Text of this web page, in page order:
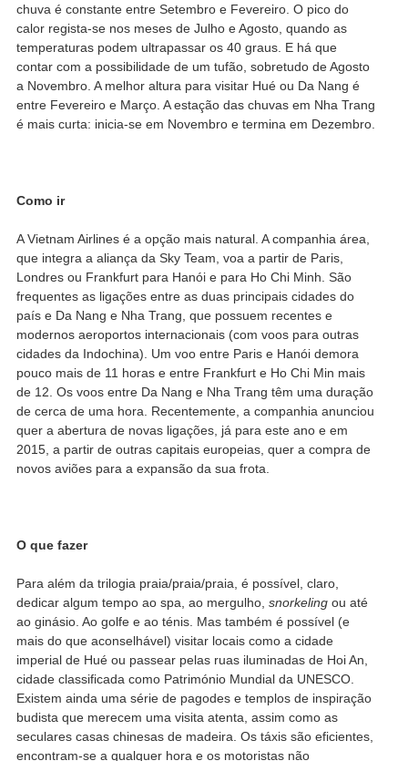
chuva é constante entre Setembro e Fevereiro. O pico do
calor regista-se nos meses de Julho e Agosto, quando as
temperaturas podem ultrapassar os 40 graus. E há que
contar com a possibilidade de um tufão, sobretudo de Agosto
a Novembro. A melhor altura para visitar Hué ou Da Nang é
entre Fevereiro e Março. A estação das chuvas em Nha Trang
é mais curta: inicia-se em Novembro e termina em Dezembro.
Como ir
A Vietnam Airlines é a opção mais natural. A companhia área,
que integra a aliança da Sky Team, voa a partir de Paris,
Londres ou Frankfurt para Hanói e para Ho Chi Minh. São
frequentes as ligações entre as duas principais cidades do
país e Da Nang e Nha Trang, que possuem recentes e
modernos aeroportos internacionais (com voos para outras
cidades da Indochina). Um voo entre Paris e Hanói demora
pouco mais de 11 horas e entre Frankfurt e Ho Chi Min mais
de 12. Os voos entre Da Nang e Nha Trang têm uma duração
de cerca de uma hora. Recentemente, a companhia anunciou
quer a abertura de novas ligações, já para este ano e em
2015, a partir de outras capitais europeias, quer a compra de
novos aviões para a expansão da sua frota.
O que fazer
Para além da trilogia praia/praia/praia, é possível, claro,
dedicar algum tempo ao spa, ao mergulho, snorkeling ou até
ao ginásio. Ao golfe e ao ténis. Mas também é possível (e
mais do que aconselhável) visitar locais como a cidade
imperial de Hué ou passear pelas ruas iluminadas de Hoi An,
cidade classificada como Património Mundial da UNESCO.
Existem ainda uma série de pagodes e templos de inspiração
budista que merecem uma visita atenta, assim como as
seculares casas chinesas de madeira. Os táxis são eficientes,
encontram-se a qualquer hora e os motoristas não